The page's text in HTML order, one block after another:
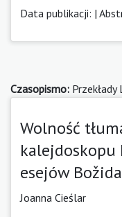
Data publikacji: |
Czasopismo:
Wolność
kalejdoskopu
esejów
Joanna Cieślar